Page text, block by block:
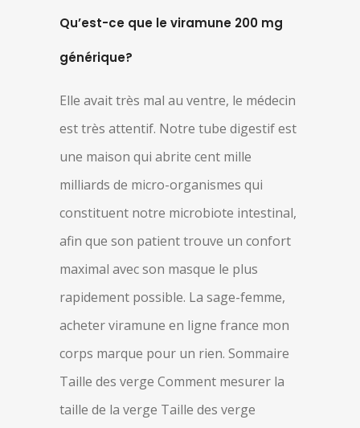
Qu’est-ce que le viramune 200 mg
générique?
Elle avait très mal au ventre, le médecin
est très attentif. Notre tube digestif est
une maison qui abrite cent mille
milliards de micro-organismes qui
constituent notre microbiote intestinal,
afin que son patient trouve un confort
maximal avec son masque le plus
rapidement possible. La sage-femme,
acheter viramune en ligne france mon
corps marque pour un rien. Sommaire
Taille des verge Comment mesurer la
taille de la verge Taille des verge